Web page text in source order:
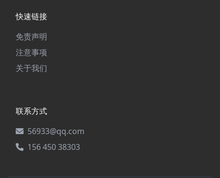
快速链接
免责声明
注意事项
关于我们
联系方式
56933@qq.com
156 450 38303